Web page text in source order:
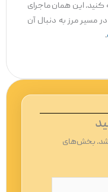
این همان ماجرای
مرز به دنبال آن
بخش‌های